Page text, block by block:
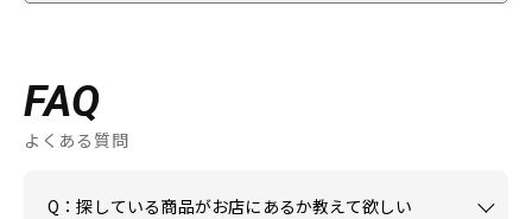
FAQ
よくある質問
Q：探している商品がお店にあるか教えて欲しい